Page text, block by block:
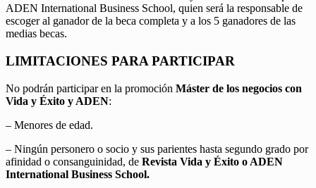
ADEN International Business School, quien será la responsable de
escoger al ganador de la beca completa y a los 5 ganadores de las
medias becas.
LIMITACIONES PARA PARTICIPAR
No podrán participar en la promoción Máster de los negocios con
Vida y Éxito y ADEN:
– Menores de edad.
– Ningún personero o socio y sus parientes hasta segundo grado por
afinidad o consanguinidad, de Revista Vida y Éxito o ADEN
International Business School.